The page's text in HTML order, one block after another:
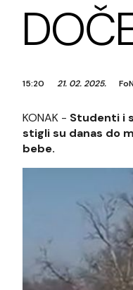
15:20 21. 02. 2025.
KONAK - Studenti i
stigli su danas do
bebe.